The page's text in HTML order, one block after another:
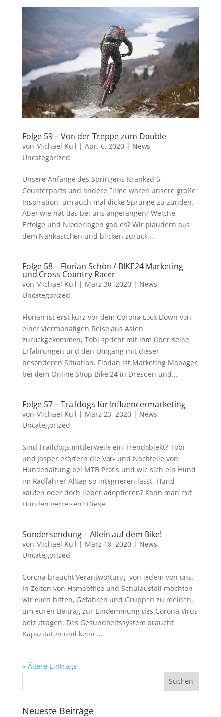
Folge 59 – Von der Treppe zum Double
von Michael Kull | Apr. 6, 2020| News,
Uncategorized
Unsere Anfänge des Springens Kranked 5,
Counterparts und andere Filme waren unsere große
Inspiration, um auch mal dicke Sprünge zu zünden.
Aber wie hat das bei uns angefangen? Welche
Erfolge und Niederlagen gab es? Wir plaudern aus
dem Nähkästchen und blicken zurück....
Folge 58 – Florian Schön / BIKE24 Marketing
und Cross Country Racer
von Michael Kull | März 30, 2020| News,
Uncategorized
Florian ist erst kurz vor dem Corona Lock Down von
einer viermonatigen Reise aus Asien
zurückgekommen, Tobi spricht mit ihm über seine
Erfahrungen und den Umgang mit dieser
besonderen Situation. Florian ist Marketing Manager
bei dem Online Shop Bike 24 in Dresden und...
Folge 57 – Traildogs für Influencermarketing
von Michael Kull | März 23, 2020| News,
Uncategorized
Sind Traildogs mittlerweile ein Trendobjekt? Tobi
und Jasper erörtern die Vor- und Nachteile von
Hundehaltung bei MTB Profis und wie sich ein Hund
im Radfahrer Alltag so integrieren lässt. Hund
kaufen oder doch lieber adoptieren? Kann man mit
Hunden verreisen? Diese...
Sondersendung – Allein auf dem Bike!
von Michael Kull | März 18, 2020| News,
Uncategorized
Corona braucht Verantwortung, von jedem von uns.
In Zeiten von Homeoffice und Schulausfall möchten
wir euch bitten, Gefahren und Gruppen zu meiden,
um euren Beitrag zur Eindemmung des Corona Virus
beizutragen. Das Gesundheitssystem braucht
Kapazitäten und keine...
« Ältere Einträge
Neueste Beiträge